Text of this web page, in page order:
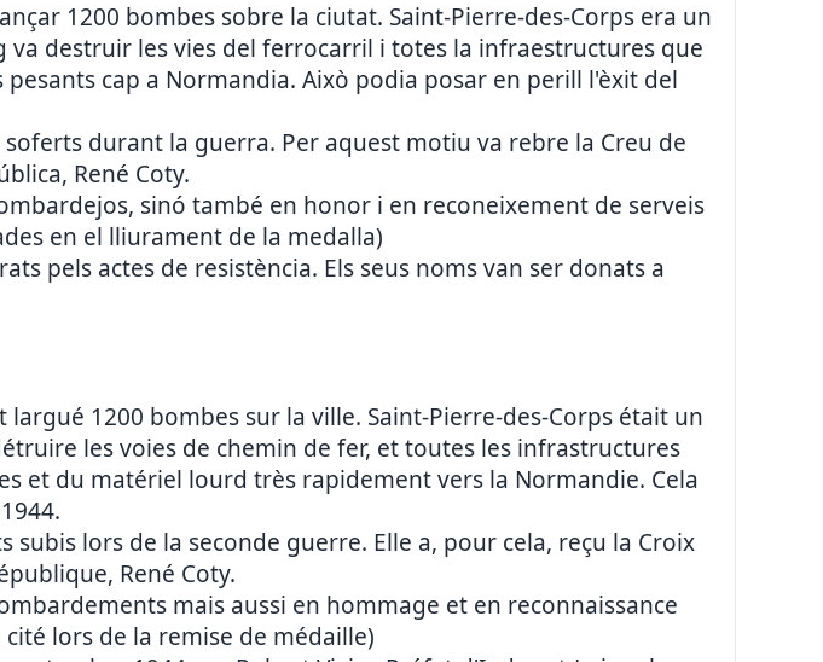
1200 bombes sobre la ciutat. Saint-Pierre-des-Corps era un
destruir les vies del ferrocarril i totes la infraestructures que
cap a Normandia. Això podia posar en perill l'èxit del
durant la guerra. Per aquest motiu va rebre la Creu de
René Coty.
sinó també en honor i en reconeixement de serveis
en el lliurament de la medalla)
pels actes de resistència. Els seus noms van ser donats a
1200 bombes sur la ville. Saint-Pierre-des-Corps était un
les voies de chemin de fer, et toutes les infrastructures
et du matériel lourd très rapidement vers la Normandie. Cela
lors de la seconde guerre. Elle a, pour cela, reçu la Croix
René Coty.
mais aussi en hommage et en reconnaissance
lors de la remise de médaille)